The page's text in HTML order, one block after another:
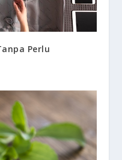
Perlu